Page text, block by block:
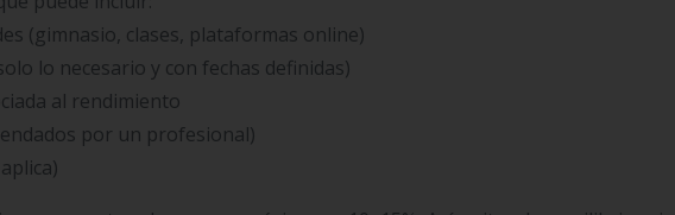
(gimnasio, clases, plataformas online)
lo necesario y con fechas definidas)
al rendimiento
por un profesional)